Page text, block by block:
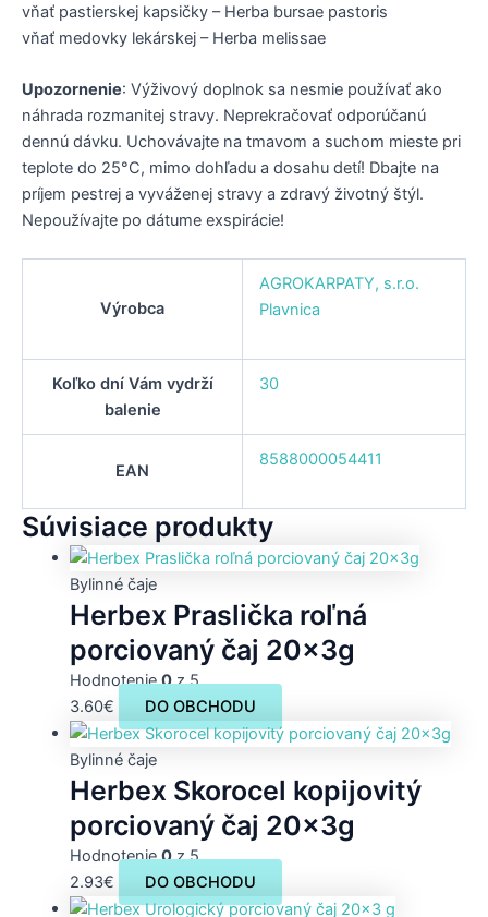
vňať pastierskej kapsičky – Herba bursae pastoris
vňať medovky lekárskej – Herba melissae
Upozornenie: Výživový doplnok sa nesmie používať ako
náhrada rozmanitej stravy. Neprekračovať odporúčanú
dennú dávku. Uchovávajte na tmavom a suchom mieste pri
teplote do 25°C, mimo dohľadu a dosahu detí! Dbajte na
príjem pestrej a vyváženej stravy a zdravý životný štýl.
Nepoužívajte po dátume exspirácie!
Výrobca
AGROKARPATY, s.r.o.
Plavnica
Koľko dní Vám vydrží
balenie
30
EAN
8588000054411
Súvisiace produkty
Bylinné čaje
Herbex Praslička roľná
porciovaný čaj 20x3g
Hodnotenie0z 5
3.60€ DO OBCHODU
Bylinné čaje
Herbex Skorocel kopijovitý
porciovaný čaj 20x3g
Hodnotenie0z 5
2.93€ DO OBCHODU